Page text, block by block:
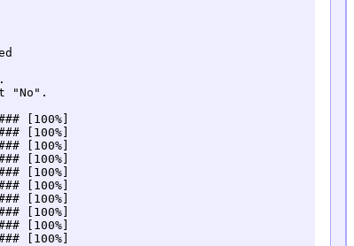
"No".
[100%]
[100%]
[100%]
[100%]
[100%]
[100%]
[100%]
[100%]
[100%]
[100%]